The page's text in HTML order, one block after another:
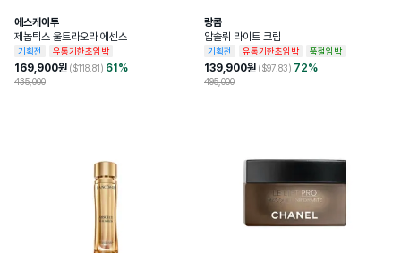
에스케이투
제놉틱스 울트라오라 에센스
기획전 유통기한초임박
169,900원 ($118.81 ) 61 %
435,000
랑콤
압솔뤼 라이트 크림
기획전 유통기한초임박 품절임박
139,900원 ($97.83) 72%
495,000